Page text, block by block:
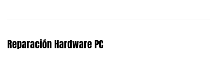
Reparación Hardware PC